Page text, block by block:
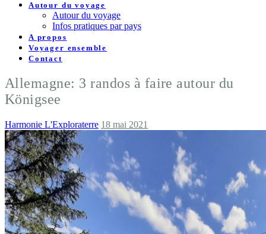
Autour du voyage
Autour du voyage
Infos pratiques par pays
A propos
Voyager ensemble
Contact
Allemagne: 3 randos à faire autour du
Königsee
Harmonie L'Exploraterre 18 mai 2021